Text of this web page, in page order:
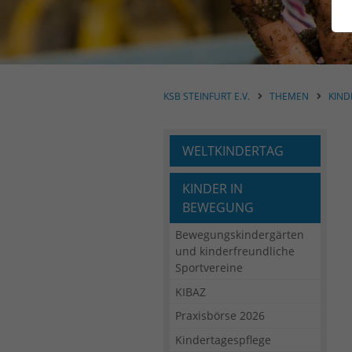
KSB STEINFURT E.V. THEMEN
WELTKINDERTAG
KINDER IN
BEWEGUNG
Bewegungskindergärten
und kinderfreundliche
Sportvereine
KIBAZ
Praxisbörse 2026
Kindertagespflege